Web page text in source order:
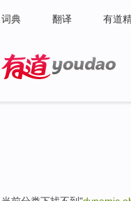
词典 翻译 有道